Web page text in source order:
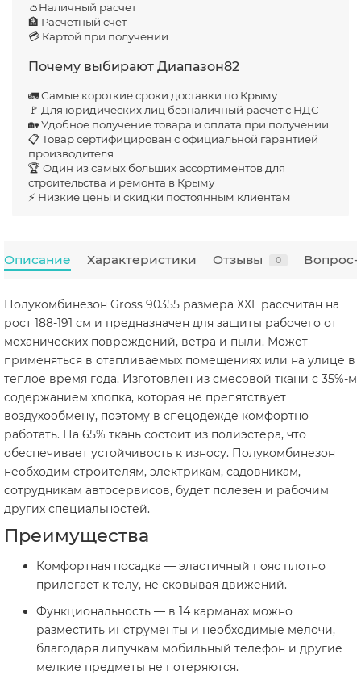
👛Наличный расчет
🏦 Расчетный счет
💳 Картой при получении
Почему выбирают Диапазон82
🚛 Самые короткие сроки доставки по Крыму
🚩 Для юридических лиц безналичный расчет с НДС
🏡 Удобное получение товара и оплата при получении
📋 Товар сертифицирован с официальной гарантией
производителя
🏆 Один из самых больших ассортиментов для
строительства и ремонта в Крыму
⚡ Низкие цены и скидки постоянным клиентам
Описание Характеристики Отзывы 0 Вопрос-
Полукомбинезон Gross 90355 размера XXL рассчитан на
рост 188-191 см и предназначен для защиты рабочего от
механических повреждений, ветра и пыли. Может
применяться в отапливаемых помещениях или на улице в
теплое время года. Изготовлен из смесовой ткани с 35%-м
содержанием хлопка, которая не препятствует
воздухообмену, поэтому в спецодежде комфортно
работать. На 65% ткань состоит из полиэстера, что
обеспечивает устойчивость к износу. Полукомбинезон
необходим строителям, электрикам, садовникам,
сотрудникам автосервисов, будет полезен и рабочим
других специальностей.
Преимущества
Комфортная посадка — эластичный пояс плотно
прилегает к телу, не сковывая движений.
Функциональность — в 14 карманах можно
разместить инструменты и необходимые мелочи,
благодаря липучкам мобильный телефон и другие
мелкие предметы не потеряются.